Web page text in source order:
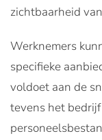
zichtbaarheid
Werknemers
specifieke
voldoet aan de
tevens het